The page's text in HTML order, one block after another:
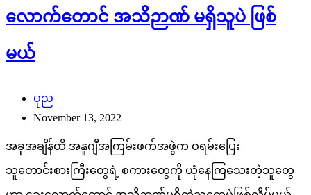
လောက်တောင် အသိဉာဏ် မရှိသူပဲ ဖြစ်
မယ်
ပုည
November 13, 2022
အခုအချိန်ထိ အနူဂျီအကြမ်းဖက်အဖွဲက ဝရမ်းပြေး
သူတောင်းစားကြီးတွေရဲ့ စကားတွေကို ယုံနေကြသေးတဲ့သူတွေ